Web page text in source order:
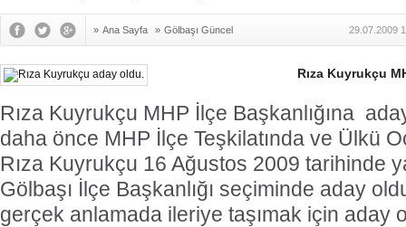
Mikail
Gölbaşı
» Ana Sayfa » Gölbaşı Güncel 29.07.2009
Rıza Kuyrukçu
Rıza Kuyrukçu MHP İlçe Başkanlığına
daha önce MHP İlçe Teşkilatında ve Ülkü
Rıza Kuyrukçu 16 Ağustos 2009 tarihinde
Gölbaşı İlçe Başkanlığı seçiminde aday
gerçek anlamada ileriye taşımak için aday